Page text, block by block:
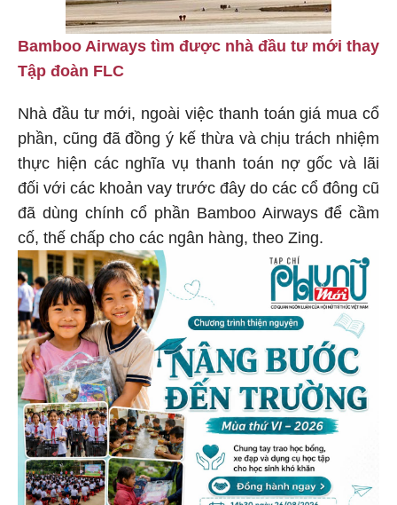
Bamboo Airways tìm được nhà đầu tư mới thay
Tập đoàn FLC
Nhà đầu tư mới, ngoài việc thanh toán giá mua cổ
phần, cũng đã đồng ý kế thừa và chịu trách nhiệm
thực hiện các nghĩa vụ thanh toán nợ gốc và lãi
đối với các khoản vay trước đây do các cổ đông cũ
đã dùng chính cổ phần Bamboo Airways để cầm
cố, thế chấp cho các ngân hàng, theo Zing.